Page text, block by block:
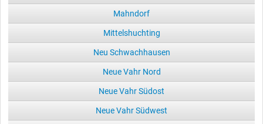
Mahndorf
Mittelshuchting
Neu Schwachhausen
Neue Vahr Nord
Neue Vahr Südost
Neue Vahr Südwest